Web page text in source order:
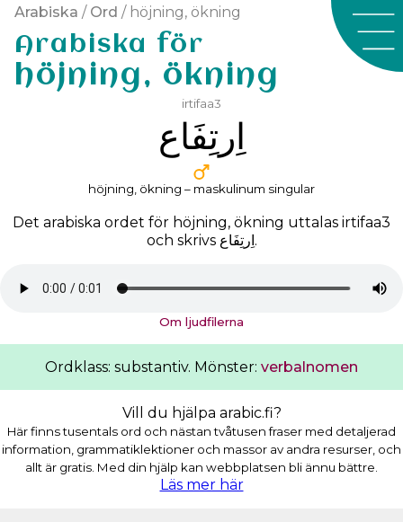
Arabiska / Ord / höjning, ökning
Arabiska för
höjning, ökning
irtifaa3
ﺍِﺭﺗِﻔَﺎﻉ
höjning, ökning – maskulinum singular
Det arabiska ordet för höjning, ökning uttalas irtifaa3
och skrivs ﺍِﺭﺗِﻔَﺎﻉ .
Om ljudfilerna
Ordklass: substantiv. Mönster: verbalnomen
Vill du hjälpa arabic.fi?
Här finns tusentals ord och nästan tvåtusen fraser med detaljerad
information, grammatiklektioner och massor av andra resurser, och
allt är gratis. Med din hjälp kan webbplatsen bli ännu bättre.
Läs mer här